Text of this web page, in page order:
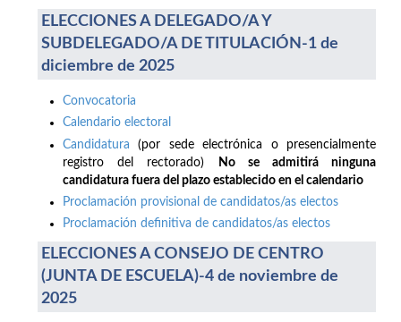
ELECCIONES A DELEGADO/A Y
SUBDELEGADO/A DE TITULACIÓN-1 de
diciembre de 2025
Convocatoria
Calendario electoral
Candidatura (por sede electrónica o presencialmente
registro del rectorado)
No se admitirá ninguna
candidatura fuera del plazo establecido en el calendario
Proclamación provisional de candidatos/as electos
Proclamación definitiva de candidatos/as electos
ELECCIONES A CONSEJO DE CENTRO
(JUNTA DE ESCUELA)-4 de noviembre de
2025